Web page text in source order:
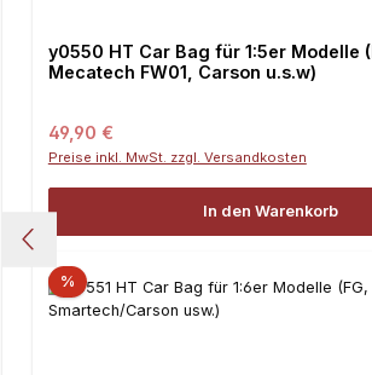
y0550 HT Car Bag für 1:5er Modelle
Mecatech FW01, Carson u.s.w)
Regulärer Preis:
49,90 €
Preise inkl. MwSt. zzgl. Versandkosten
In den Warenkorb
%